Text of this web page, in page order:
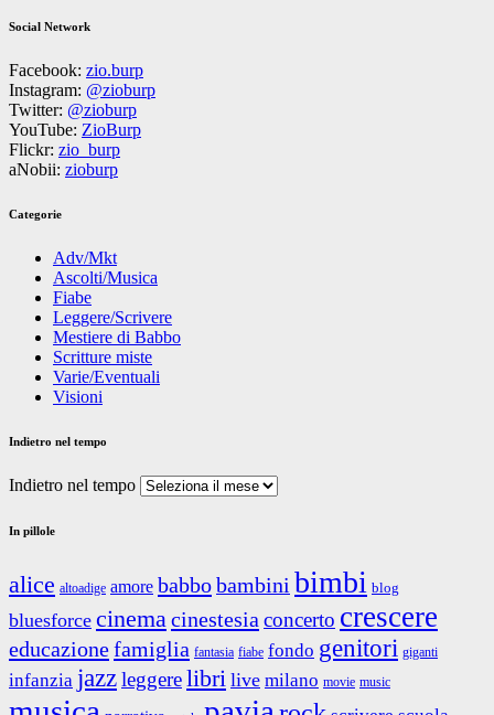
Social Network
Facebook: zio.burp
Instagram: @zioburp
Twitter: @zioburp
YouTube: ZioBurp
Flickr: zio_burp
aNobii: zioburp
Categorie
Adv/Mkt
Ascolti/Musica
Fiabe
Leggere/Scrivere
Mestiere di Babbo
Scritture miste
Varie/Eventuali
Visioni
Indietro nel tempo
Indietro nel tempo
In pillole
alice altoadige amore babbobambini bimbi blog
bluesforce cinemacinestesia concerto crescere
educazionefamiglia fantasia fiabe fondo genitori giganti
infanzia jazzleggerelibri live milano movie music